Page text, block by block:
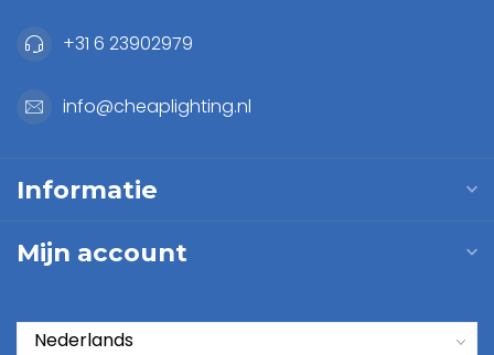
+31 6 23902979
info@cheaplighting.nl
Informatie
Mijn account